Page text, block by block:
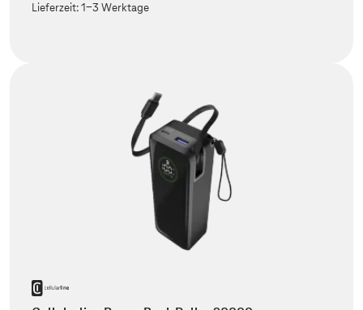
Lieferzeit:1-3 Werktage